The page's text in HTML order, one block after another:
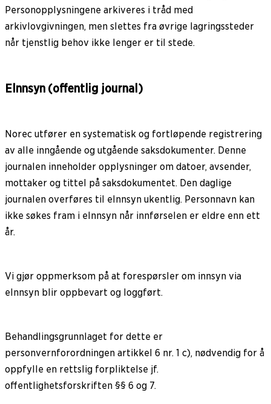
Personopplysningene arkiveres i tråd med
arkivlovgivningen, men slettes fra øvrige lagringssteder
når tjenstlig behov ikke lenger er til stede.
Elnnsyn (offentlig journal)
Norec utfører en systematisk og fortløpende registrering
av alle inngående og utgående saksdokumenter. Denne
journalen inneholder opplysninger om datoer, avsender,
mottaker og tittel på saksdokumentet. Den daglige
journalen overføres til eInnsyn ukentlig. Personnavn kan
ikke søkes fram i eInnsyn når innførselen er eldre enn ett
år.
Vi gjør oppmerksom på at forespørsler om innsyn via
eInnsyn blir oppbevart og loggført.
Behandlingsgrunnlaget for dette er
personvernforordningen artikkel 6 nr. 1 c), nødvendig for å
oppfylle en rettslig forpliktelse jf.
offentlighetsforskriften §§ 6 og 7.